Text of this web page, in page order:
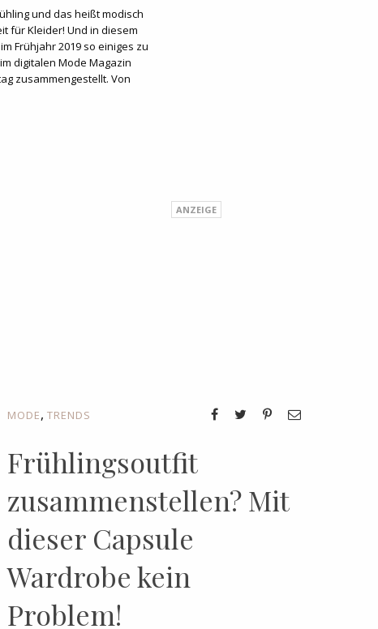
und das heißt modisch
für Kleider! Und in diesem
Frühjahr 2019 so einiges zu
digitalen Mode Magazin
zusammengestellt. Von
MODE, TRENDS
Frühlingsoutfit
zusammenstellen? Mit
dieser Capsule
Wardrobe kein
Problem!